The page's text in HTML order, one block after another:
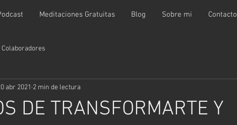
Meditaciones Gratuitas Blog Sobre mi Contacto
Colaboradores
DE TRANSFORMARTE Y
abr 2021 2 min de lectura